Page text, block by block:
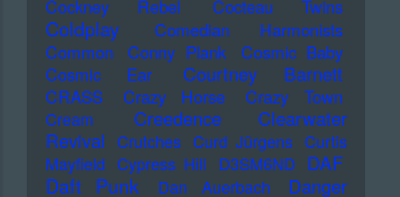
Cockney Rebel
Cocteau Twins
Coldplay
Comedian Harmonists
Common
Conny Plank
Cosmic Baby
Cosmic Ear
Courtney Barnett
CRASS Crazy Horse Crazy Town
Cream
Creedence Clearwater
Revival
Crutches Curd Jürgens Curtis
Mayfield Cypress Hill D3SM6ND DAF
Daft Punk Dan Auerbach
Danger